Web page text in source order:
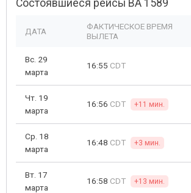
Состоявшиеся рейсы BA 1589
ДАТА
ФАКТИЧЕСКОЕ ВРЕМЯ
ВЫЛЕТА
Вс. 29
марта
16:55 CDT
Чт. 19
марта
16:56 CDT +11 мин.
Ср. 18
марта
16:48 CDT +3 мин.
Вт. 17
марта
16:58 CDT +13 мин.